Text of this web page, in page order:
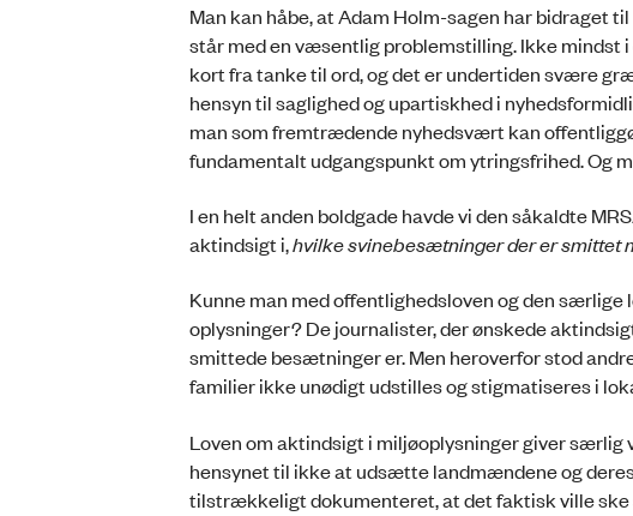
Man kan håbe, at Adam Holm-sagen har bidraget
står med en væsentlig problemstilling. Ikke mindst
kort fra tanke til ord, og det er undertiden svære
hensyn til saglighed og upartiskhed i
man som fremtrædende nyhedsvært kan
fundamentalt udgangspunkt om ytringsfrihed. Og
I en helt anden boldgade havde vi den såkaldte
aktindsigt i,hvilke svinebesætninger der er smittet
Kunne man med offentlighedsloven og den
oplysninger? De journalister, der ønskede
smittede besætninger er. Men heroverfor stod
familier ikke unødigt udstilles og stigmatiseres i
Loven om aktindsigt i miljøoplysninger giver særlig
hensynet til ikke at udsætte landmændene og
tilstrækkeligt dokumenteret, at det faktisk ville ske